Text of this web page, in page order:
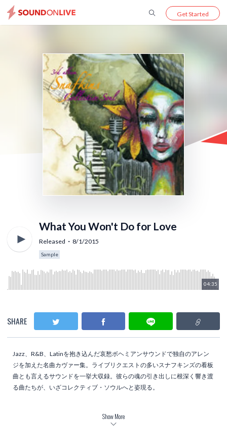
Get Started
What You Won't Do for Love
Released 8/1/2015
Sample
04:35
SHARE
Jazz、R&B、Latinを抱き込んだ哀愁ボヘミアンサウンドで独自のアレン
ジを加えた名曲カヴァー集。ライブリクエストの多いスナフキンズの看板
曲とも言えるサウンドを一挙大収録。彼らの魂の引き出しに根深く響き渡
る曲たちが、いざコレクティブ・ソウルへと姿現る。
Tom’s diner ～ introduction(Suzanne Vega)
Show More